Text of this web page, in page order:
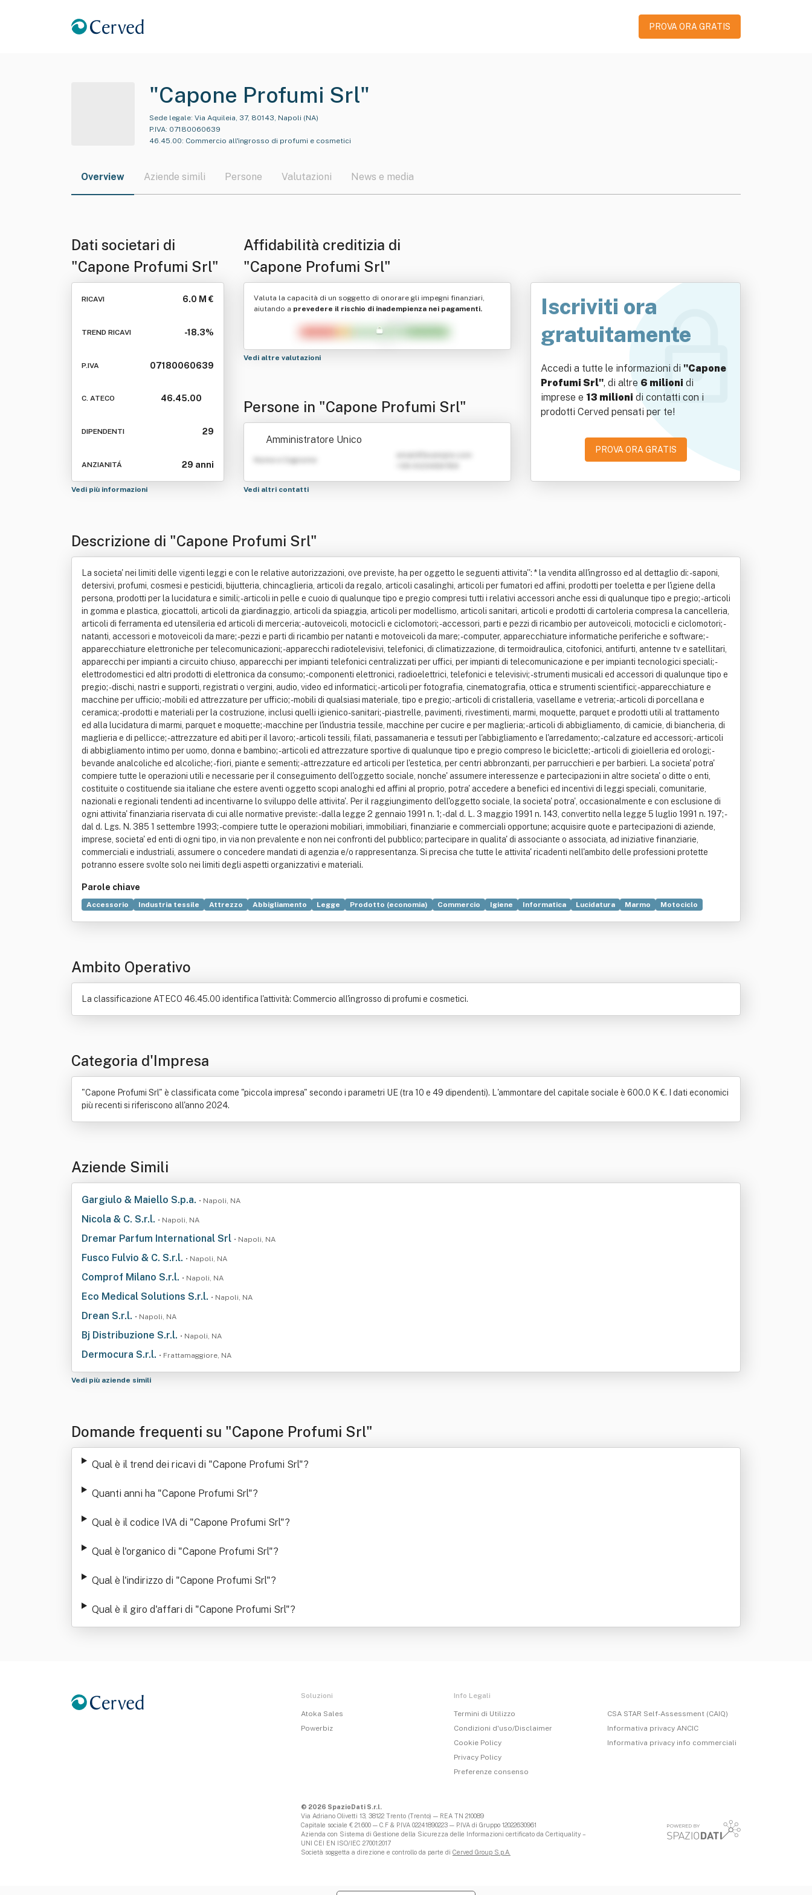
PROVA ORA GRATIS
"Capone Profumi Srl"
Sede legale: Via Aquileia, 37, 80143, Napoli (NA)
P.IVA: 07180060639
46.45.00: Commercio all'ingrosso di profumi e cosmetici
Overview Aziende simili Persone Valutazioni News e media
Dati societari di
"Capone Profumi Srl"
RICAVI 6.0 M €
TREND RICAVI -18.3%
P.IVA 07180060639
C. ATECO 46.45.00
DIPENDENTI 29
ANZIANITÁ 29 anni
Vedi più informazioni
Affidabilità creditizia di
"Capone Profumi Srl"
Valuta la capacità di un soggetto di onorare gli impegni finanziari,
aiutando a prevedere il rischio di inadempienza nei pagamenti.
Vedi altre valutazioni
Persone in "Capone Profumi Srl"
Amministratore Unico
Nome e Cognome
Vedi altri contatti
Iscriviti ora
gratuitamente
Accedi a tutte le informazioni di "Capone
Profumi Srl", di altre 6 milioni di
imprese e 13 milioni di contatti con i
prodotti Cerved pensati per te!
PROVA ORA GRATIS
Descrizione di "Capone Profumi Srl"
La societa' nei limiti delle vigenti leggi e con le relative autorizzazioni, ove previste, ha per oggetto le seguenti attivita'': * la vendita all'ingrosso ed al dettaglio di: - saponi,
detersivi, profumi, cosmesi e pesticidi, bijutteria, chincaglieria, articoli da regalo, articoli casalinghi, articoli per fumatori ed affini, prodotti per toeletta e per l'igiene della
persona, prodotti per la lucidatura e simili; - articoli in pelle e cuoio di qualunque tipo e pregio compresi tutti i relativi accessori anche essi di qualunque tipo e pregio; - articoli
in gomma e plastica, giocattoli, articoli da giardinaggio, articoli da spiaggia, articoli per modellismo, articoli sanitari, articoli e prodotti di cartoleria compresa la cancelleria,
articoli di ferramenta ed utensileria ed articoli di merceria; - autoveicoli, motocicli e ciclomotori; - accessori, parti e pezzi di ricambio per autoveicoli, motocicli e ciclomotori; -
natanti, accessori e motoveicoli da mare; - pezzi e parti di ricambio per natanti e motoveicoli da mare; - computer, apparecchiature informatiche periferiche e software; -
apparecchiature elettroniche per telecomunicazioni; - apparecchi radiotelevisivi, telefonici, di climatizzazione, di termoidraulica, citofonici, antifurti, antenne tv e satellitari,
apparecchi per impianti a circuito chiuso, apparecchi per impianti telefonici centralizzati per uffici, per impianti di telecomunicazione e per impianti tecnologici speciali; -
elettrodomestici ed altri prodotti di elettronica da consumo; - componenti elettronici, radioelettrici, telefonici e televisivi; - strumenti musicali ed accessori di qualunque tipo e
pregio; - dischi, nastri e supporti, registrati o vergini, audio, video ed informatici; - articoli per fotografia, cinematografia, ottica e strumenti scientifici; - apparecchiature e
macchine per ufficio; - mobili ed attrezzature per ufficio; - mobili di qualsiasi materiale, tipo e pregio; - articoli di cristalleria, vasellame e vetreria; - articoli di porcellana e
ceramica; - prodotti e materiali per la costruzione, inclusi quelli igienico-sanitari; - piastrelle, pavimenti, rivestimenti, marmi, moquette, parquet e prodotti utili al trattamento
ed alla lucidatura di marmi, parquet e moquette; - macchine per l'industria tessile, macchine per cucire e per maglieria; - articoli di abbigliamento, di camicie, di biancheria, di
maglieria e di pellicce; - attrezzature ed abiti per il lavoro; - articoli tessili, filati, passamaneria e tessuti per l'abbigliamento e l'arredamento; - calzature ed accessori; - articoli
di abbigliamento intimo per uomo, donna e bambino; - articoli ed attrezzature sportive di qualunque tipo e pregio compreso le biciclette; - articoli di gioielleria ed orologi; -
bevande analcoliche ed alcoliche; - fiori, piante e sementi; - attrezzature ed articoli per l'estetica, per centri abbronzanti, per parrucchieri e per barbieri. La societa' potra'
compiere tutte le operazioni utili e necessarie per il conseguimento dell'oggetto sociale, nonche' assumere interessenze e partecipazioni in altre societa' o ditte o enti,
costituite o costituende sia italiane che estere aventi oggetto scopi analoghi ed affini al proprio, potra' accedere a benefici ed incentivi di leggi speciali, comunitarie,
nazionali e regionali tendenti ad incentivarne lo sviluppo delle attivita'. Per il raggiungimento dell'oggetto sociale, la societa' potra', occasionalmente e con esclusione di
ogni attivita' finanziaria riservata di cui alle normative previste: - dalla legge 2 gennaio 1991 n. 1; - dal d. L. 3 maggio 1991 n. 143, convertito nella legge 5 luglio 1991 n. 197; -
dal d. Lgs. N. 385 1 settembre 1993; - compiere tutte le operazioni mobiliari, immobiliari, finanziarie e commerciali opportune; acquisire quote e partecipazioni di aziende,
imprese, societa' ed enti di ogni tipo, in via non prevalente e non nei confronti del pubblico; partecipare in qualita' di associante o associata, ad iniziative finanziarie,
commerciali e industriali, assumere o concedere mandati di agenzia e/o rappresentanza. Si precisa che tutte le attivita' ricadenti nell'ambito delle professioni protette
potranno essere svolte solo nei limiti degli aspetti organizzativi e materiali.
Parole chiave
Accessorio Industria tessile Attrezzo Abbigliamento Legge Prodotto (economia) Commercio Igiene Informatica Lucidatura Marmo
Motociclo
Ambito Operativo
La classificazione ATECO 46.45.00 identifica l'attività: Commercio all'ingrosso di profumi e cosmetici.
Categoria d'Impresa
"Capone Profumi Srl" è classificata come "piccola impresa" secondo i parametri UE (tra 10 e 49 dipendenti). L'ammontare del capitale sociale è 600.0 K €. I dati economici
più recenti si riferiscono all'anno 2024.
Aziende Simili
Gargiulo & Maiello S.p.a. • Napoli, NA
Nicola & C. S.r.l. • Napoli, NA
Dremar Parfum International Srl • Napoli, NA
Fusco Fulvio & C. S.r.l. • Napoli, NA
Comprof Milano S.r.l. • Napoli, NA
Eco Medical Solutions S.r.l. • Napoli, NA
Drean S.r.l. • Napoli, NA
Bj Distribuzione S.r.l. • Napoli, NA
Dermocura S.r.l. • Frattamaggiore, NA
Vedi più aziende simili
Domande frequenti su "Capone Profumi Srl"
Qual è il trend dei ricavi di "Capone Profumi Srl"?
Quanti anni ha "Capone Profumi Srl"?
Qual è il codice IVA di "Capone Profumi Srl"?
Qual è l'organico di "Capone Profumi Srl"?
Qual è l'indirizzo di "Capone Profumi Srl"?
Qual è il giro d'affari di "Capone Profumi Srl"?
Soluzioni
Atoka Sales
Powerbiz
Info Legali
Termini di Utilizzo
Condizioni d'uso/Disclaimer
Cookie Policy
Privacy Policy
Preferenze consenso
CSA STAR Self-Assessment (CAIQ)
Informativa privacy ANCIC
Informativa privacy info commerciali
© 2026 SpazioDati S.r.l.
Via Adriano Olivetti 13, 38122 Trento (Trento) — REA TN 210089
Capitale sociale € 21.600 — C.F & P.IVA 02241890223 — P.IVA di Gruppo 12022630961
Azienda con Sistema di Gestione della Sicurezza delle Informazioni certificato da Certiquality –
UNI CEI EN ISO/IEC 27001:2017
Società soggetta a direzione e controllo da parte di Cerved Group S.p.A.